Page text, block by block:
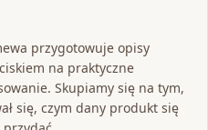
przygotowuje opisy
na praktyczne
Skupiamy się na tym,
się, czym dany produkt się